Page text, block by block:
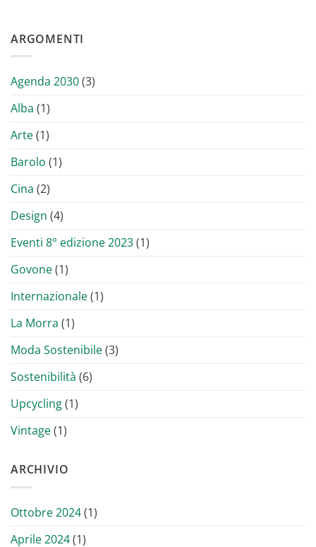
ARGOMENTI
Agenda 2030(3)
Alba (1)
Arte(1)
Barolo (1)
Cina (2)
Design (4)
Eventi 8° edizione 2023(1)
Govone(1)
Internazionale(1)
La Morra (1)
Moda Sostenibile(3)
Sostenibilità (6)
Upcycling(1)
Vintage(1)
ARCHIVIO
Ottobre 2024(1)
Aprile 2024(1)